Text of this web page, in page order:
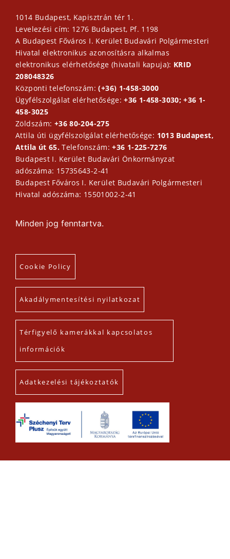
1014 Budapest, Kapisztrán tér 1.
Levelezési cím: 1276 Budapest, Pf. 1198
A Budapest Főváros I. Kerület Budavári Polgármesteri
Hivatal elektronikus azonosításra alkalmas
elektronikus elérhetősége (hivatali kapuja): KRID
208048326
Központi telefonszám:(+36) 1-458-3000
Ügyfélszolgálat elérhetősége:+36 1-458-3030; +36 1-
458-3025
Zöldszám: +36 80-204-275
Attila úti ügyfélszolgálat elérhetősége: 1013 Budapest,
Attila út 65.Telefonszám:+36 1-225-7276
Budapest I. Kerület Budavári Önkormányzat
adószáma: 15735643-2-41
Budapest Főváros I. Kerület Budavári Polgármesteri
Hivatal adószáma: 15501002-2-41
Minden jog fenntartva.
Cookie Policy
Akadálymentesítési nyilatkozat
Térfigyelő kamerákkal kapcsolatos
információk
Adatkezelési tájékoztatók